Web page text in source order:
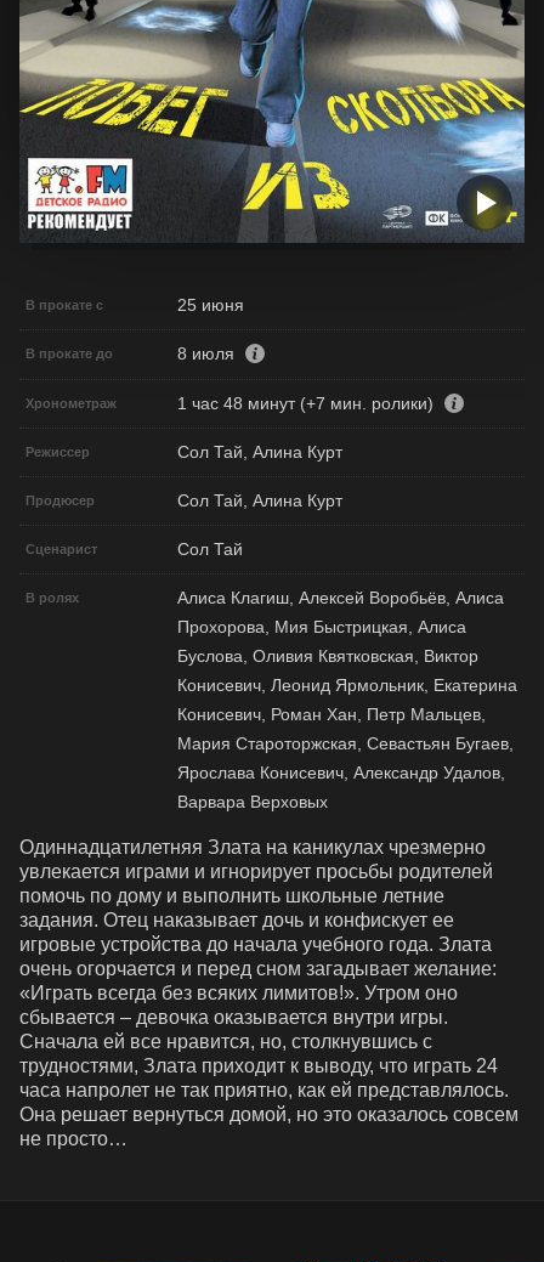
В прокате с 25 июня
В прокате до 8 июля
Хронометраж 1 час 48 минут (+7 мин. ролики)
Режиссер Сол Тай, Алина Курт
Продюсер Сол Тай, Алина Курт
Сценарист Сол Тай
В ролях
Алиса Клагиш, Алексей Воробьёв, Алиса
Прохорова, Мия Быстрицкая, Алиса
Буслова, Оливия Квятковская, Виктор
Конисевич, Леонид Ярмольник, Екатерина
Конисевич, Роман Хан, Петр Мальцев,
Мария Староторжская, Севастьян Бугаев,
Ярослава Конисевич, Александр Удалов,
Варвара Верховых
Одиннадцатилетняя Злата на каникулах чрезмерно
увлекается играми и игнорирует просьбы родителей
помочь по дому и выполнить школьные летние
задания. Отец наказывает дочь и конфискует ее
игровые устройства до начала учебного года. Злата
очень огорчается и перед сном загадывает желание:
«Играть всегда без всяких лимитов!». Утром оно
сбывается – девочка оказывается внутри игры.
Сначала ей все нравится, но, столкнувшись с
трудностями, Злата приходит к выводу, что играть 24
часа напролет не так приятно, как ей представлялось.
Она решает вернуться домой, но это оказалось совсем
не просто…